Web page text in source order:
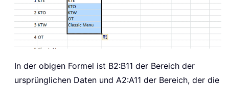
In der obigen Formel ist B2:B11 der Bereich der
ursprünglichen Daten und A2:A11 der Bereich, der die